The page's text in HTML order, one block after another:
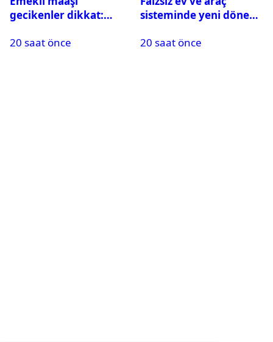
gecikenler dikkat:
maaşı için emsal faiz
20 saat önce
sisteminde yeni dönem:
değiştirdi
20 saat önce